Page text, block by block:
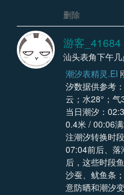
删除
游客_41684
汕头表角下午
潮汐表精灵.EI
汐数据供参考
云；水28°；
当日潮汐：
0.4米 / 00:06满2.1米 今日天气适合
注潮汐转换时
07:04前后、
后，这些时段
沙蚕、鱿鱼条
意防晒和潮汐